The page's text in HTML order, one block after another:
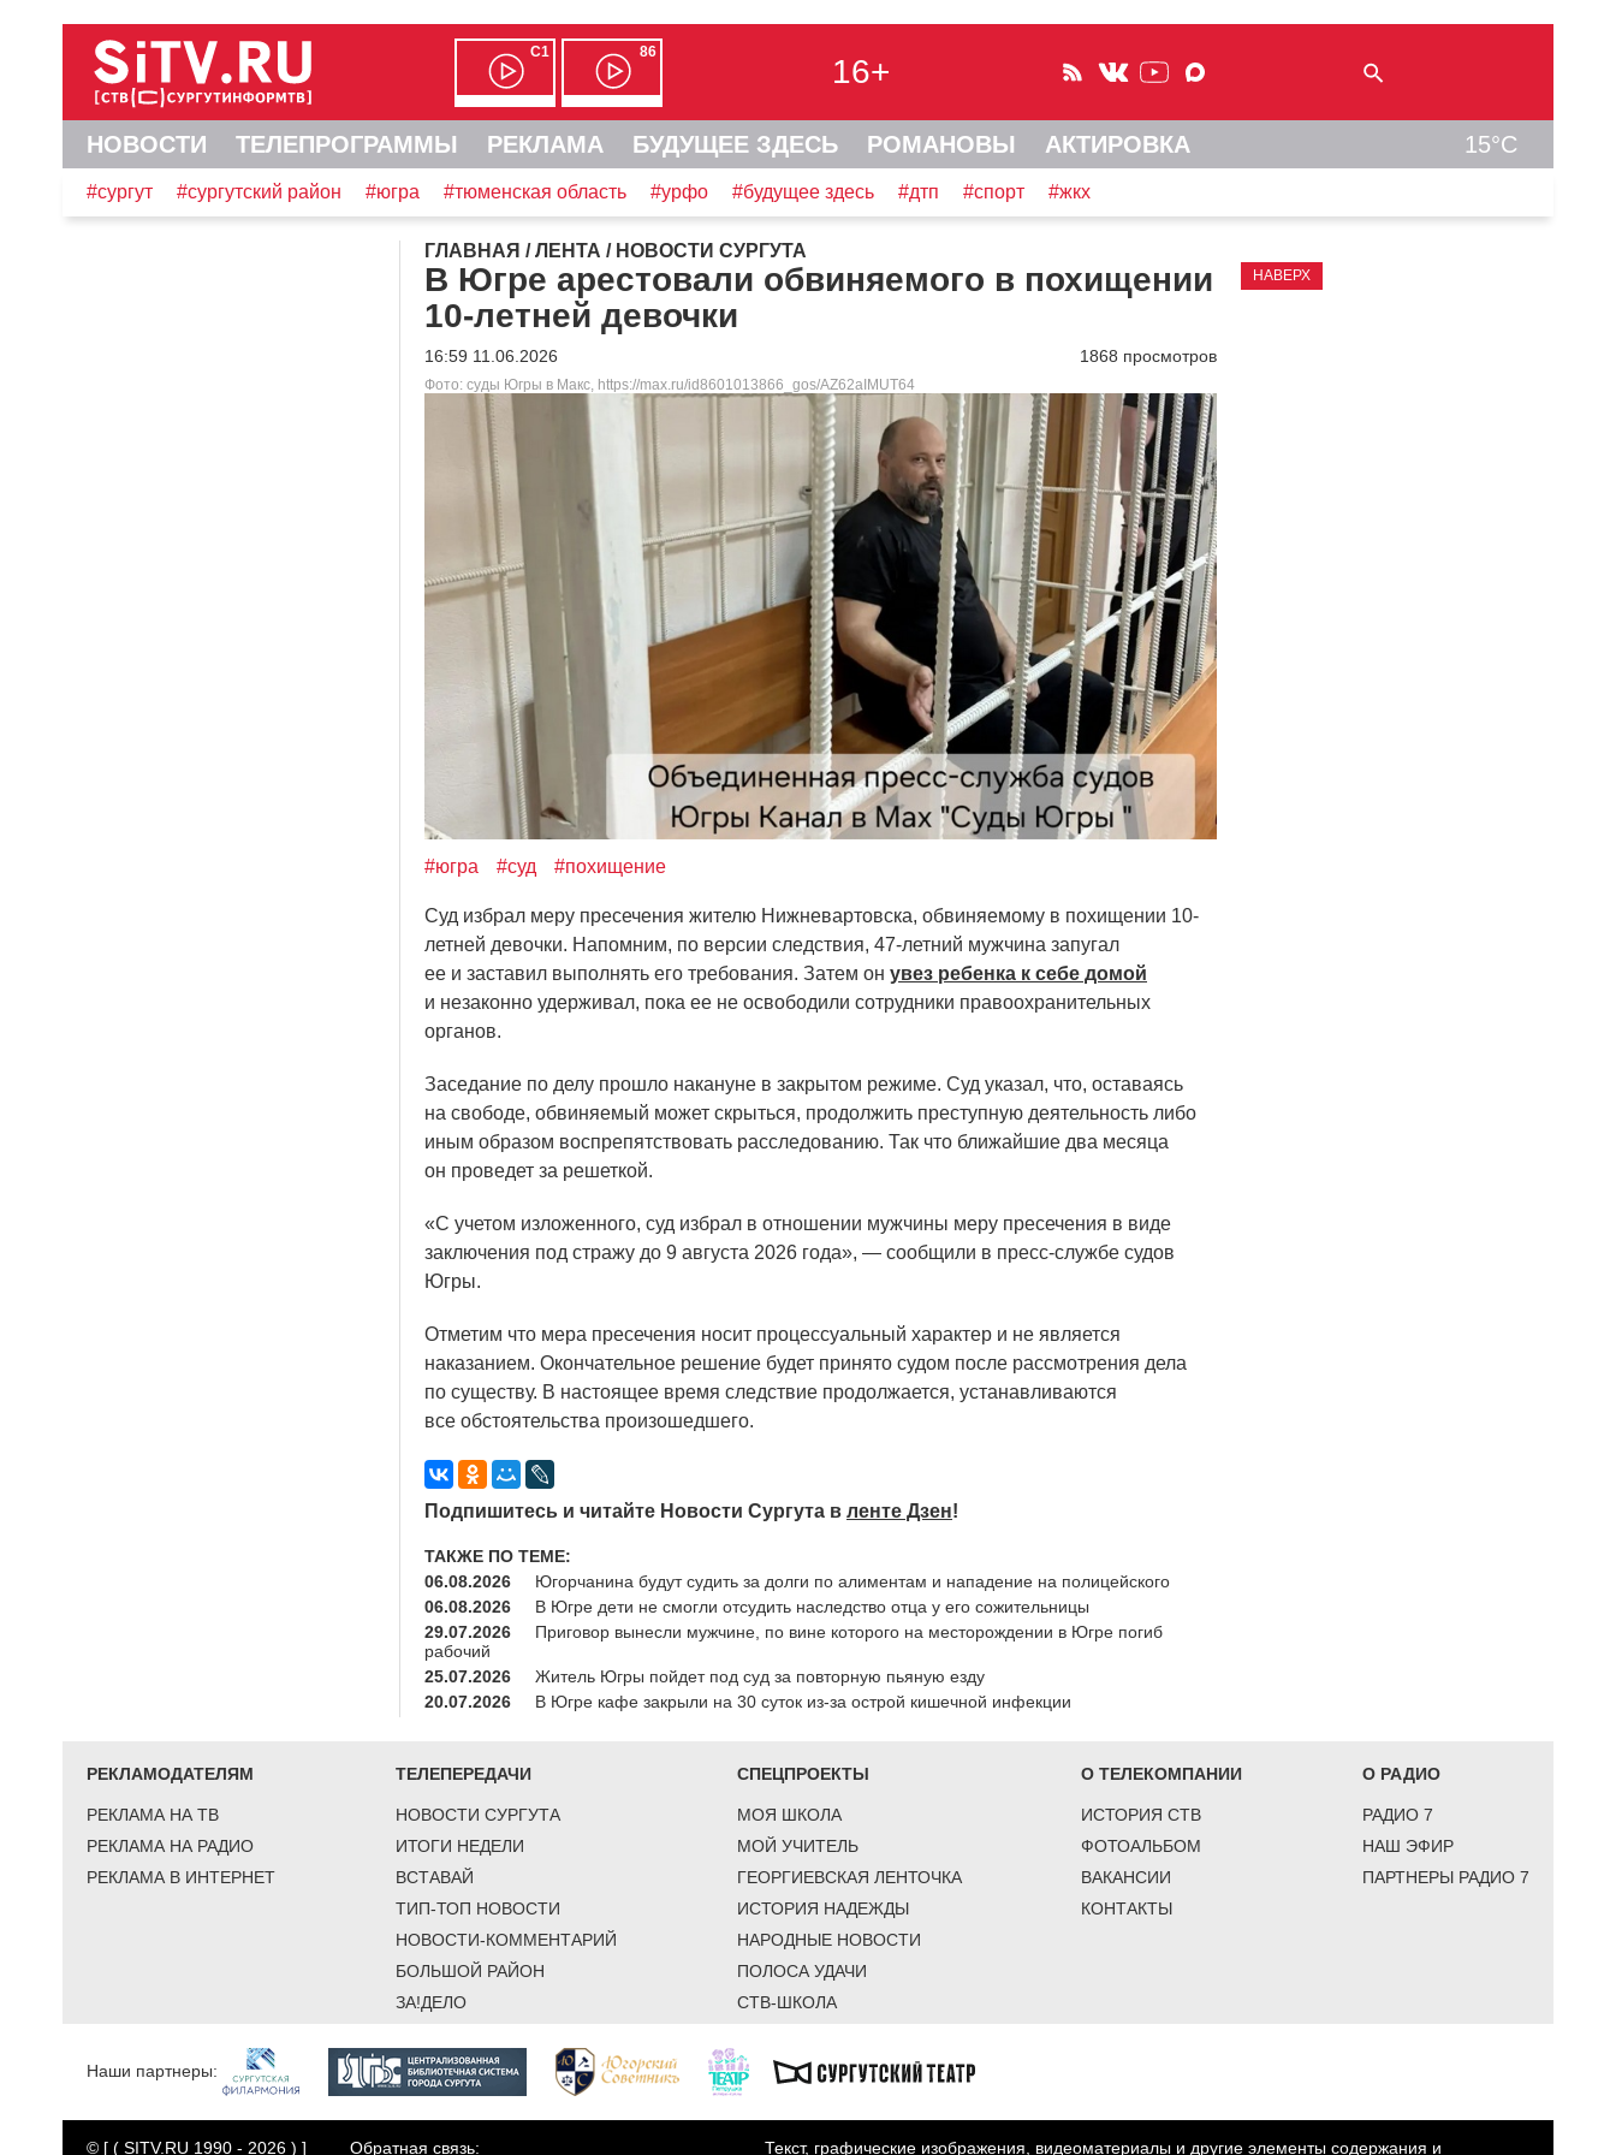
С1 86
16+
НОВОСТИ ТЕЛЕПРОГРАММЫ РЕКЛАМА БУДУЩЕЕ ЗДЕСЬ РОМАНОВЫ АКТИРОВКА 15°C
#сургут #сургутский район #югра #тюменская область #урфо #будущее здесь #дтп #спорт #жкх
ГЛАВНАЯ /ЛЕНТА / НОВОСТИ СУРГУТА
В Югре арестовали обвиняемого в похищении
10-летней девочки
16:59 11.06.2026 1868 просмотров
Фото: суды Югры в Макс, https://max.ru/id8601013866_gos/AZ62aIMUT64
#югра #суд #похищение
Суд избрал меру пресечения жителю Нижневартовска, обвиняемому в похищении 10-
летней девочки. Напомним, по версии следствия, 47-летний мужчина запугал
ее и заставил выполнять его требования. Затем он увез ребенка к себе домой
и незаконно удерживал, пока ее не освободили сотрудники правоохранительных
органов.
Заседание по делу прошло накануне в закрытом режиме. Суд указал, что, оставаясь
на свободе, обвиняемый может скрыться, продолжить преступную деятельность либо
иным образом воспрепятствовать расследованию. Так что ближайшие два месяца
он проведет за решеткой.
«С учетом изложенного, суд избрал в отношении мужчины меру пресечения в виде
заключения под стражу до 9 августа 2026 года», — сообщили в пресс-службе судов
Югры.
Отметим что мера пресечения носит процессуальный характер и не является
наказанием. Окончательное решение будет принято судом после рассмотрения дела
по существу. В настоящее время следствие продолжается, устанавливаются
все обстоятельства произошедшего.
Подпишитесь и читайте Новости Сургута в ленте Дзен!
ТАКЖЕ ПО ТЕМЕ:
06.08.2026
Югорчанина будут судить за долги по алиментам и нападение на полицейского
06.08.2026
В Югре дети не смогли отсудить наследство отца у его сожительницы
29.07.2026
Приговор вынесли мужчине, по вине которого на месторождении в Югре погиб
рабочий
25.07.2026
Житель Югры пойдет под суд за повторную пьяную езду
20.07.2026
В Югре кафе закрыли на 30 суток из-за острой кишечной инфекции
НАВЕРХ
РЕКЛАМОДАТЕЛЯМ
РЕКЛАМА НА ТВ
РЕКЛАМА НА РАДИО
РЕКЛАМА В ИНТЕРНЕТ
ТЕЛЕПЕРЕДАЧИ
НОВОСТИ СУРГУТА
ИТОГИ НЕДЕЛИ
ВСТАВАЙ
ТИП-ТОП НОВОСТИ
НОВОСТИ-КОММЕНТАРИЙ
БОЛЬШОЙ РАЙОН
ЗА!ДЕЛО
СПЕЦПРОЕКТЫ
МОЯ ШКОЛА
МОЙ УЧИТЕЛЬ
ГЕОРГИЕВСКАЯ ЛЕНТОЧКА
ИСТОРИЯ НАДЕЖДЫ
НАРОДНЫЕ НОВОСТИ
ПОЛОСА УДАЧИ
СТВ-ШКОЛА
О ТЕЛЕКОМПАНИИ
ИСТОРИЯ СТВ
ФОТОАЛЬБОМ
ВАКАНСИИ
КОНТАКТЫ
О РАДИО
РАДИО 7
НАШ ЭФИР
ПАРТНЕРЫ РАДИО 7
Наши партнеры:
© [ ( SITV.RU 1990 - 2026 ) ] Обратная связь: Текст, графические изображения, видеоматериалы и другие элементы содержания и